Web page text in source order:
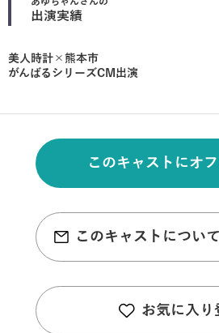
出演実績
美人時計×熊本市
がんばるシリーズCM出演
このキャストにオ
このキャストについ
お気に入り